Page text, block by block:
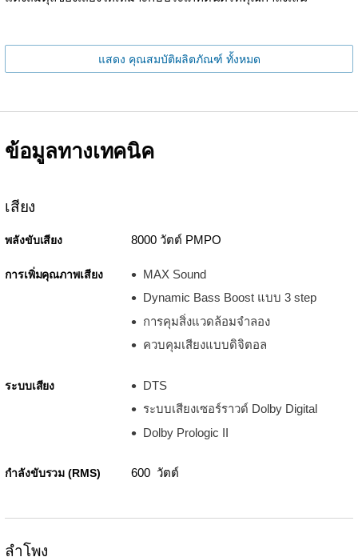
แสดง คุณสมบัติผลิตภัณฑ์ ทั้งหมด
ข้อมูลทางเทคนิค
เสียง
พลังขับเสียง 8000 วัตต์ PMPO
การเพิ่มคุณภาพเสียง
MAX Sound
Dynamic Bass Boost แบบ 3 step
การคุมสิ่งแวดล้อมจำลอง
ควบคุมเสียงแบบดิจิตอล
ระบบเสียง
DTS
ระบบเสียงเซอร์ราวด์ Dolby Digital
Dolby Prologic II
กำลังขับรวม (RMS) 600 วัตต์
ลำโพง